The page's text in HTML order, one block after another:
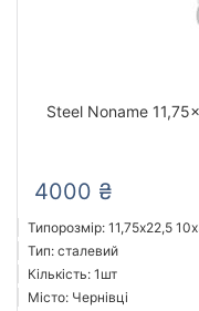
Steel Noname
4000 ₴
Типорозмір: 11,75x22,5
Тип: сталевий
Кількість: 1шт
Місто: Чернівці